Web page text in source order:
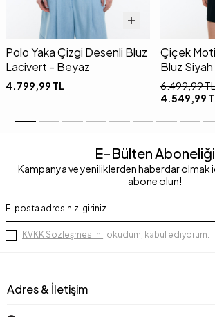
Polo Yaka Çizgi Desenli Bluz
Lacivert - Beyaz
4.799,99 TL
Çiçek
Bluz Siyah
6.499,99TL
4.549,99
E-Bülten Aboneliği
Kampanya ve yeniliklerden haberdar olmak
abone olun!
KVKK Sözleşmesi'ni, okudum, kabul ediyorum.
Adres & İletişim